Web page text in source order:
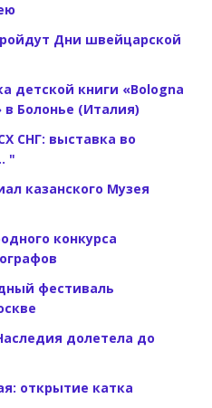
Дни швейцарской
детской книги «Bologna
в Болонье (Италия)
СНГ: выставка во
"
казанского Музея
конкурса
фестиваль
долетела до
открытие катка